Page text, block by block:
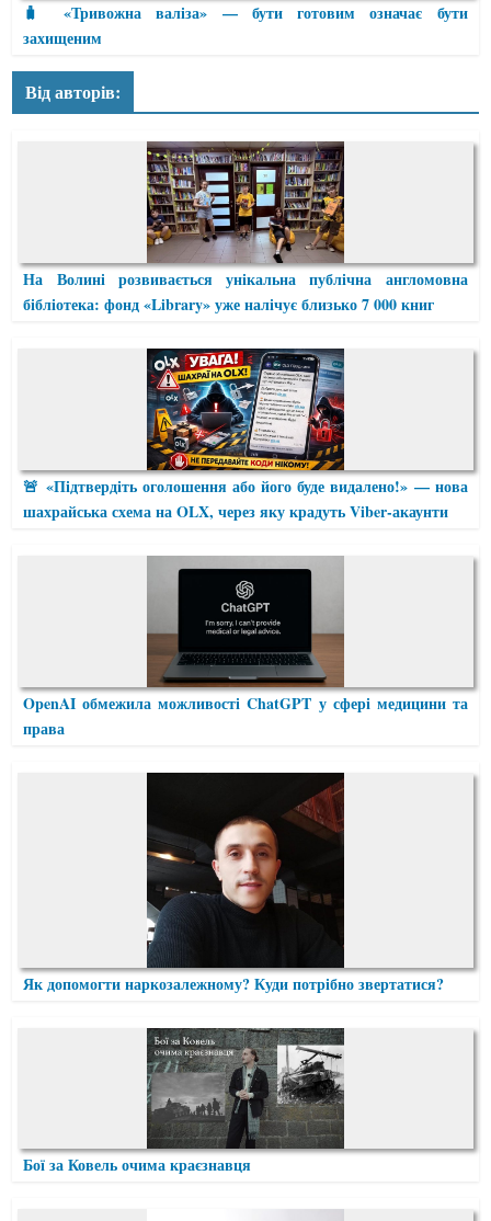
🧳 «Тривожна валіза» — бути готовим означає бути
захищеним
Від авторів:
На Волині розвивається унікальна публічна англомовна
бібліотека: фонд «Library» уже налічує близько 7 000 книг
🚨 «Підтвердіть оголошення або його буде видалено!» — нова
шахрайська схема на OLX, через яку крадуть Viber-акаунти
OpenAI обмежила можливості ChatGPT у сфері медицини та
права
Як допомогти наркозалежному? Куди потрібно звертатися?
Бої за Ковель очима краєзнавця